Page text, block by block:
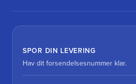
SPOR DIN LEVERING
Hav dit forsendelsesnummer klar.